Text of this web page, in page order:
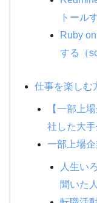
トール
Ruby
する（
仕事を楽しむ
【一部上
社した大
一部上場
人生い
聞いた